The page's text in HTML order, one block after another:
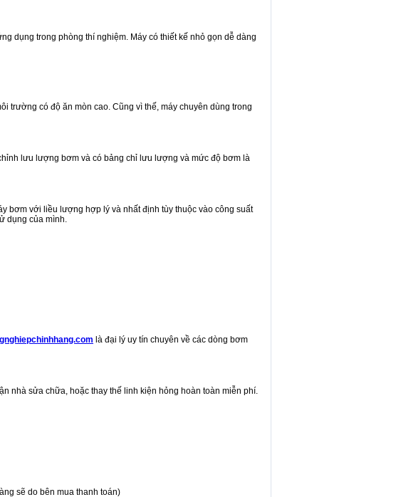
dụng trong phòng thí nghiệm. Máy có thiết kế nhỏ gọn dễ dàng
trường có độ ăn mòn cao. Cũng vì thế, máy chuyên dùng trong
lưu lượng bơm và có bảng chỉ lưu lượng và mức độ bơm là
bơm với liều lượng hợp lý và nhất định tùy thuộc vào công suất
dụng của mình.
là đại lý uy tín chuyên về các dòng bơm
nhà sửa chữa, hoặc thay thế linh kiện hỏng hoàn toàn miễn phí.
sẽ do bên mua thanh toán)